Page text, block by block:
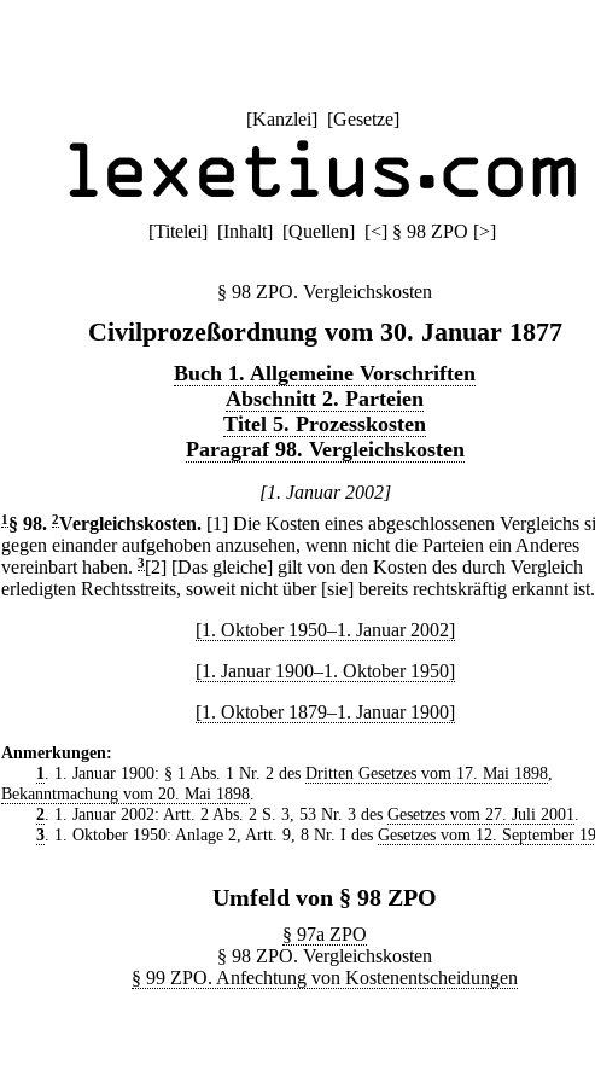
[Kanzlei] [Gesetze]
[Titelei] [Inhalt] [Quellen] [<] § 98 ZPO [>]
§ 98 ZPO. Vergleichskosten
Civilprozeßordnung vom 30. Januar 1877
Buch 1. Allgemeine Vorschriften
Abschnitt 2. Parteien
Titel 5. Prozesskosten
Paragraf 98. Vergleichskosten
[1. Januar 2002]
1 § 98. 2Vergleichskosten. [1] Die Kosten eines abgeschlossenen Vergleichs
gegen einander aufgehoben anzusehen, wenn nicht die Parteien ein Anderes
vereinbart haben. 3[2] [Das gleiche] gilt von den Kosten des durch Vergleich
erledigten Rechtsstreits, soweit nicht über [sie] bereits rechtskräftig erkannt ist.
[1. Oktober 1950–1. Januar 2002]
[1. Januar 1900–1. Oktober 1950]
[1. Oktober 1879–1. Januar 1900]
Anmerkungen:
1
. 1. Januar 1900: § 1 Abs. 1 Nr. 2 des Dritten Gesetzes vom 17. Mai 1898,
Bekanntmachung vom 20. Mai 1898
2. 1. Januar 2002: Artt. 2 Abs. 2 S. 3, 53 Nr. 3 des Gesetzes vom 27. Juli 2001
3. 1. Oktober 1950: Anlage 2, Artt. 9, 8 Nr. I des Gesetzes vom 12. September
Umfeld von § 98 ZPO
§ 97a ZPO
§ 98 ZPO. Vergleichskosten
§ 99 ZPO. Anfechtung von Kostenentscheidungen